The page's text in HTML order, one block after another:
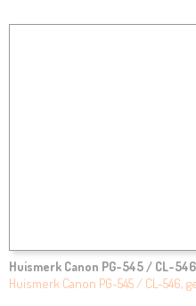
Huismerk Canon PG-545 / CL-
Huismerk Canon PG-545 / CL-546,